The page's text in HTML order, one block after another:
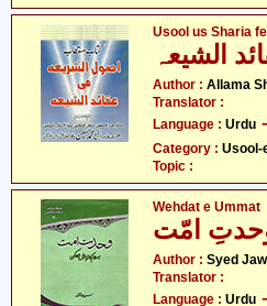
Usool us Sharia
الشیعہ
Author : Allama
Translator :
Language : Urdu
Category : Usool-
Topic :
Wehdat e Ummat
امّت
Author : Syed
Translator :
Language : Urdu